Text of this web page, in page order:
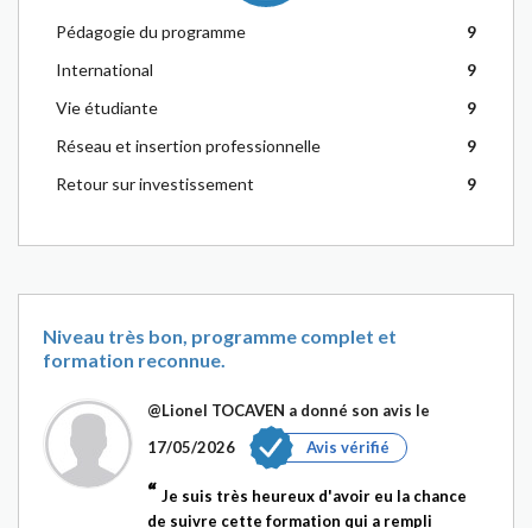
Pédagogie du programme
9
International
9
Vie étudiante
9
Réseau et insertion professionnelle
9
Retour sur investissement
9
Niveau très bon, programme complet et
formation reconnue.
@Lionel TOCAVEN a donné son avis le
17/05/2026
Avis vérifié
Je suis très heureux d'avoir eu la chance
de suivre cette formation qui a rempli